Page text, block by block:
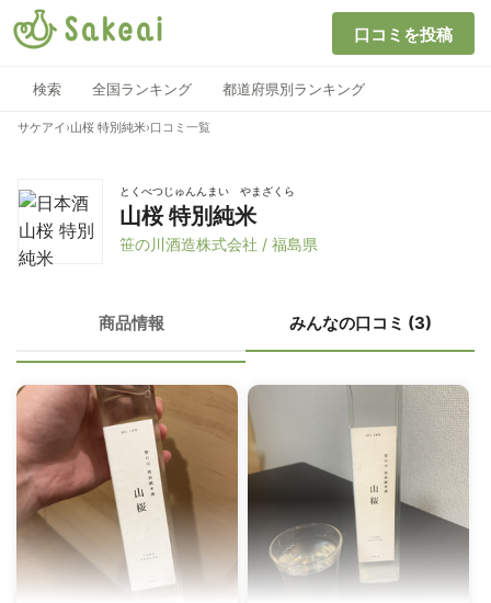
口コミを投稿
検索 全国ランキング 都道府県別ランキング
サケアイ ›山桜 特別純米›口コミ一覧
とくべつじゅんんまい やまざくら
山桜 特別純米
笹の川酒造株式会社 / 福島県
商品情報 みんなの口コミ (3)